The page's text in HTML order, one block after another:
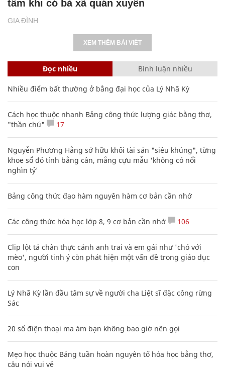
GIA ĐÌNH
tâm khi có bà xã quán xuyến
XEM THÊM BÀI VIẾT
Đọc nhiều Bình luận nhiều
Nhiều điểm bất thường ở bằng đại học của Lý Nhã Kỳ
Cách học thuộc nhanh Bảng công thức lượng giác bằng thơ,
"thần chú"
17
Nguyễn Phương Hằng sở hữu khối tài sản "siêu khủng", từng
khoe sổ đỏ tính bằng cân, mắng cựu mẫu 'không có nổi
nghìn tỷ'
Bảng công thức đạo hàm nguyên hàm cơ bản cần nhớ
Các công thức hóa học lớp 8, 9 cơ bản cần nhớ 106
Clip lột tả chân thực cảnh anh trai và em gái như 'chó với
mèo', người tinh ý còn phát hiện một vấn đề trong giáo dục
con
Lý Nhã Kỳ lần đầu tâm sự về người cha Liệt sĩ đặc công rừng
Sác
20 số điện thoại ma ám bạn không bao giờ nên gọi
Mẹo học thuộc Bảng tuần hoàn nguyên tố hóa học bằng thơ,
câu nói vui vẻ